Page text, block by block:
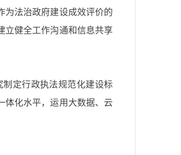
为法治政府建设成效评价的
立健全工作沟通和信息共享
定行政执法规范化建设标
体化水平，运用大数据、云